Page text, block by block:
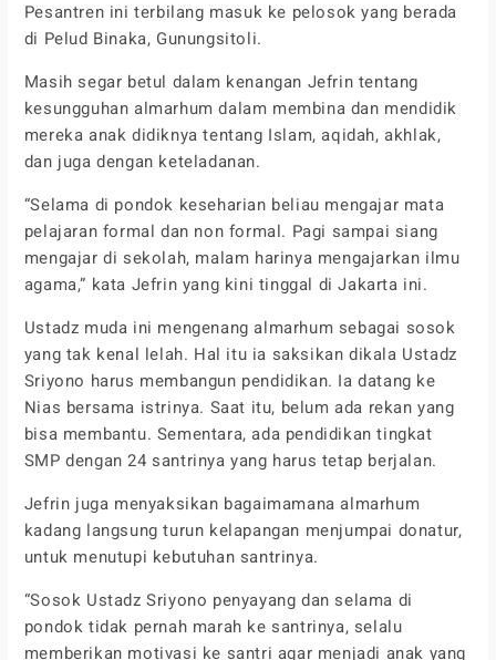
Pesantren ini terbilang masuk ke pelosok yang berada
di Pelud Binaka, Gunungsitoli.
Masih segar betul dalam kenangan Jefrin tentang
kesungguhan almarhum dalam membina dan mendidik
mereka anak didiknya tentang Islam, aqidah, akhlak,
dan juga dengan keteladanan.
“Selama di pondok keseharian beliau mengajar mata
pelajaran formal dan non formal. Pagi sampai siang
mengajar di sekolah, malam harinya mengajarkan ilmu
agama,” kata Jefrin yang kini tinggal di Jakarta ini.
Ustadz muda ini mengenang almarhum sebagai sosok
yang tak kenal lelah. Hal itu ia saksikan dikala Ustadz
Sriyono harus membangun pendidikan. Ia datang ke
Nias bersama istrinya. Saat itu, belum ada rekan yang
bisa membantu. Sementara, ada pendidikan tingkat
SMP dengan 24 santrinya yang harus tetap berjalan.
Jefrin juga menyaksikan bagaimamana almarhum
kadang langsung turun kelapangan menjumpai donatur,
untuk menutupi kebutuhan santrinya.
“Sosok Ustadz Sriyono penyayang dan selama di
pondok tidak pernah marah ke santrinya, selalu
memberikan motivasi ke santri agar menjadi anak yang